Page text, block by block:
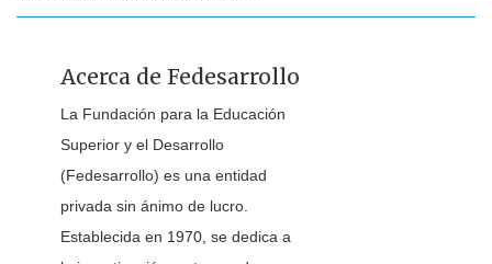
Acerca de Fedesarrollo
La Fundación para la Educación
Superior y el Desarrollo
(Fedesarrollo) es una entidad
privada sin ánimo de lucro.
Establecida en 1970, se dedica a